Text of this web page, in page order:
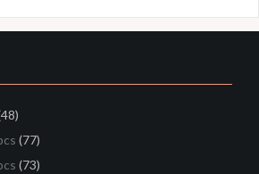
(77)
(73)